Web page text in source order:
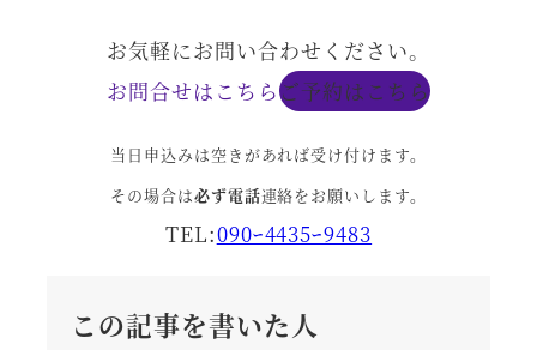
お気軽にお問い合わせください。
お問合せはこちらご予約はこちら
当日申込みは空きがあれば受け付けます。
その場合は必ず電話連絡をお願いします。
TEL:090ｰ4435ｰ9483
この記事を書いた人